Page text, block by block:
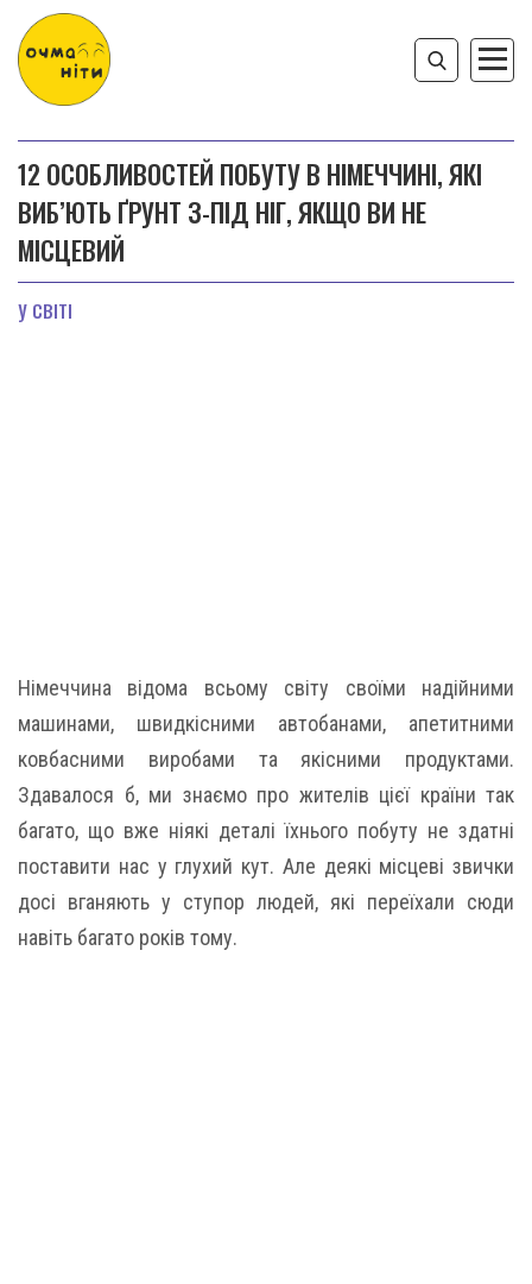
12 ОСОБЛИВОСТЕЙ ПОБУТУ В НІМЕЧЧИНІ, ЯКІ
ВИБ’ЮТЬ ҐРУНТ З-ПІД НІГ, ЯКЩО ВИ НЕ
МІСЦЕВИЙ
У СВІТІ
Німеччина відома всьому світу своїми надійними
машинами, швидкісними автобанами, апетитними
ковбасними виробами та якісними продуктами.
Здавалося б, ми знаємо про жителів цієї країни так
багато, що вже ніякі деталі їхнього побуту не здатні
поставити нас у глухий кут. Але деякі місцеві звички
досі вганяють у ступор людей, які переїхали сюди
навіть багато років тому.